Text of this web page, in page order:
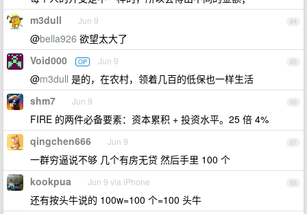
84
m3dull Jun 9
@bella926 欲望太大了
85
Void000 OP Jun 9
@m3dull 是的，在农村，领着几百的低保也一样生活
86
shm7 Jun 9
FIRE 的两件必备要素：资本累积 + 投资水平。25 倍 4%
87
qingchen666 Jun 9
一群穷逼说不够 几个有房无贷 然后手里 100 个
88
kookpua Jun 9 via iPhone
还有按头牛说的 100w=100 个=100 头牛